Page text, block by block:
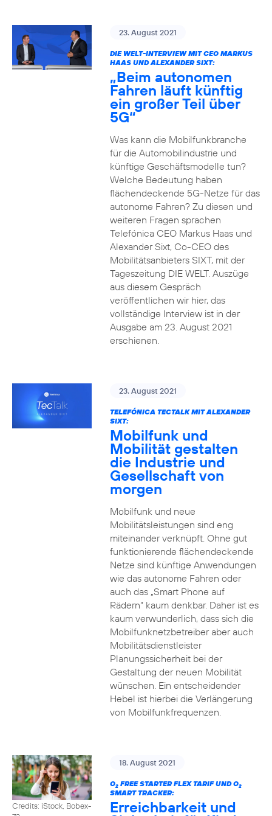
23. August 2021
DIE WELT-INTERVIEW MIT CEO MARKUS
HAAS UND ALEXANDER SIXT:
„Beim autonomen
Fahren läuft künftig
ein großer Teil über
5G“
Was kann die Mobilfunkbranche
für die Automobilindustrie und
künftige Geschäftsmodelle tun?
Welche Bedeutung haben
flächendeckende 5G-Netze für das
autonome Fahren? Zu diesen und
weiteren Fragen sprachen
Telefónica CEO Markus Haas und
Alexander Sixt, Co-CEO des
Mobilitätsanbieters SIXT, mit der
Tageszeitung DIE WELT. Auszüge
aus diesem Gespräch
veröffentlichen wir hier, das
vollständige Interview ist in der
Ausgabe am 23. August 2021
erschienen.
23. August 2021
TELEFÓNICA TECTALK MIT ALEXANDER
SIXT:
Mobilfunk und
Mobilität gestalten
die Industrie und
Gesellschaft von
morgen
Mobilfunk und neue
Mobilitätsleistungen sind eng
miteinander verknüpft. Ohne gut
funktionierende flächendeckende
Netze sind künftige Anwendungen
wie das autonome Fahren oder
auch das „Smart Phone auf
Rädern“ kaum denkbar. Daher ist es
kaum verwunderlich, dass sich die
Mobilfunknetzbetreiber aber auch
Mobilitätsdienstleister
Planungssicherheit bei der
Gestaltung der neuen Mobilität
wünschen. Ein entscheidender
Hebel ist hierbei die Verlängerung
von Mobilfunkfrequenzen.
Credits: iStock, Bobex-
18. August 2021
O2FREE STARTER FLEX TARIF UND O2
SMART TRACKER:
Erreichbarkeit und